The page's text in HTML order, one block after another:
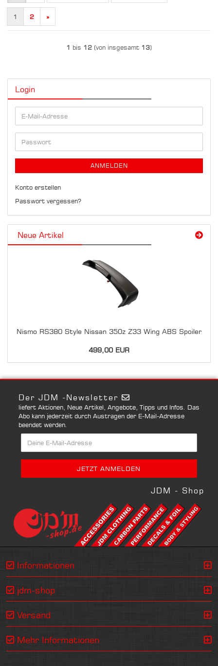
1 2 »
1 bis 12 (von insgesamt 13)
Login
E-
Mail-
Adresse
Passwort
ANMELDEN
Konto erstellen
Passwort vergessen?
Neue Artikel
Nismo RS380 Style Nissan 350z Z33 Wing ABS Spoiler
499,00 EUR
Der JDM -Newsletter
liefert Aktionen, Neue Artikel, Angebote, Tipps und Infos. Das
Abo kann jederzeit durch Austragen der E-Mail-Adresse
beendet werden.
JDM - Shop
Informationen
jdm-shop
Versand
Mehr Informationen